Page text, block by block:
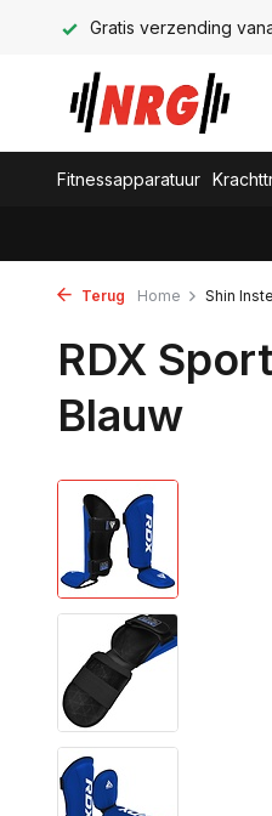
Gratis verzending
Fitnessapparatuur
Terug Home Shin
RDX
Blauw